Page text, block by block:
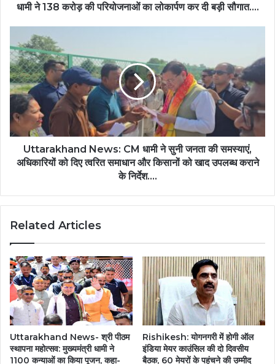
धामी ने 138 करोड़ की परियोजनाओं का लोकार्पण कर दी बड़ी सौगात….
Uttarakhand News: CM धामी ने सुनी जनता की समस्याएं,
अधिकारियों को दिए त्वरित समाधान और किसानों को खाद उपलब्ध कराने
के निर्देश….
Related Articles
Uttarakhand News- श्री पीठम
स्थापना महोत्सव: मुख्यमंत्री धामी ने
1100 कन्याओं का किया पूजन, कहा-
Rishikesh: योगनगरी में होगी ऑल
इंडिया मेयर काउंसिल की दो दिवसीय
बैठक, 60 मेयरों के पहुंचने की उम्मीद